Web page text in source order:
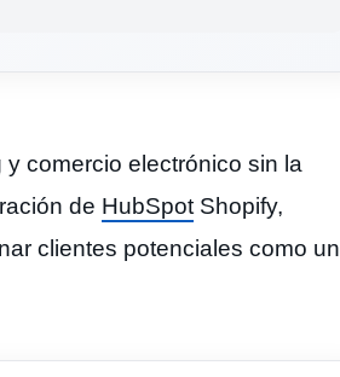
comercio electrónico sin la
de HubSpot Shopify,
clientes potenciales como un